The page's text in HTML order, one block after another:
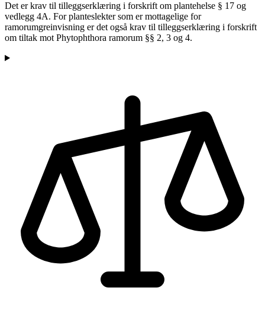
Det er krav til tilleggserklæring i forskrift om plantehelse § 17 og
vedlegg 4A. For planteslekter som er mottagelige for
ramorumgreinvisning er det også krav til tilleggserklæring i forskrift
om tiltak mot Phytophthora ramorum §§ 2, 3 og 4.